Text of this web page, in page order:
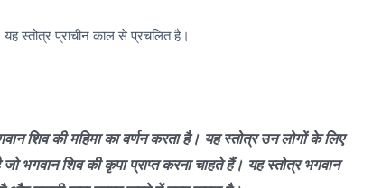
यह स्तोत्र प्राचीन काल से प्रचलित है।
शिव की महिमा का वर्णन करता है। यह स्तोत्र उन लोगों के लिए
भगवान शिव की कृपा प्राप्त करना चाहते हैं। यह स्तोत्र भगवान